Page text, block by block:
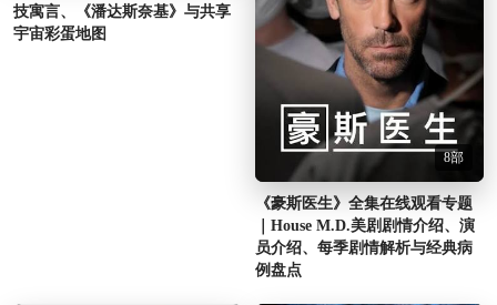
技寓言、《潘达斯奈基》与共享
宇宙彩蛋地图
8部
《豪斯医生》全集在线观看专题
｜House M.D.美剧剧情介绍、演
员介绍、每季剧情解析与经典病
例盘点